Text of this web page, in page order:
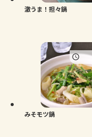
激うま！担々鍋
みそモツ鍋